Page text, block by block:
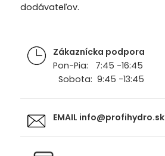
dodávateľov.
Zákaznícka podpora
Pon-Pia: 7:45 -16:45
Sobota: 9:45 -13:45
EMAIL info@profihydro.sk